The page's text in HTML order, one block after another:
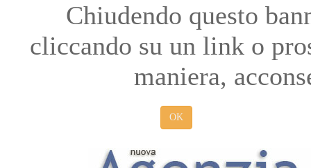
Chiudendo questo
cliccando su un link o
maniera,
OK